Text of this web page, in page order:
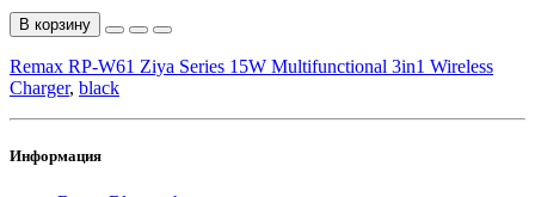
В корзину
Remax RP-W61 Ziya Series 15W Multifunctional 3in1 Wireless
Charger, black
Информация